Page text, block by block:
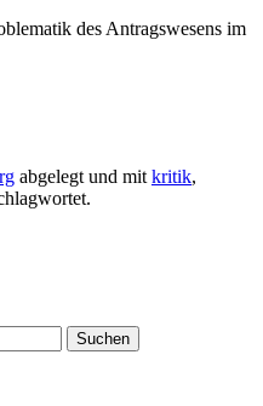
des Antragswesens im
abgelegt und mit kritik,